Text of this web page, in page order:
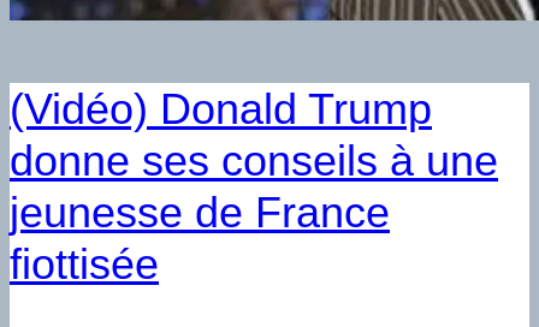
(Vidéo) Donald Trump
donne ses conseils à une
jeunesse de France
fiottisée